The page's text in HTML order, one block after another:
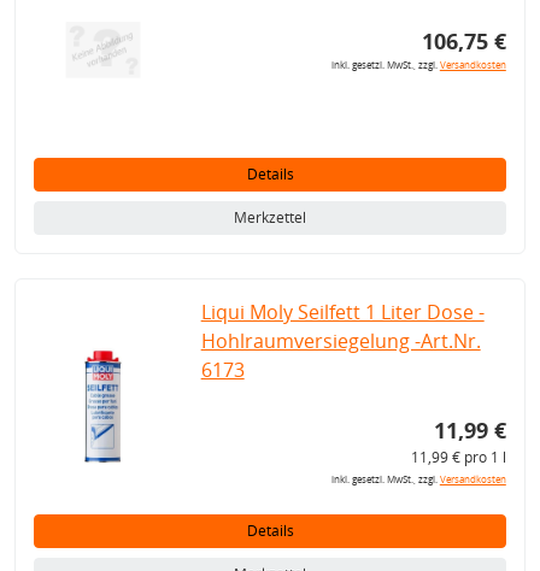
106,75 €
inkl. gesetzl. MwSt., zzgl.Versandkosten
Details
Merkzettel
Liqui Moly Seilfett 1 Liter Dose -
Hohlraumversiegelung -Art.Nr.
6173
11,99 €
11,99 € pro 1 l
inkl. gesetzl. MwSt., zzgl.Versandkosten
Details